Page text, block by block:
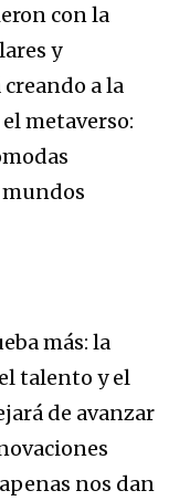
con la
y
a la
metaverso:
más: la
talento y el
de avanzar
nos dan